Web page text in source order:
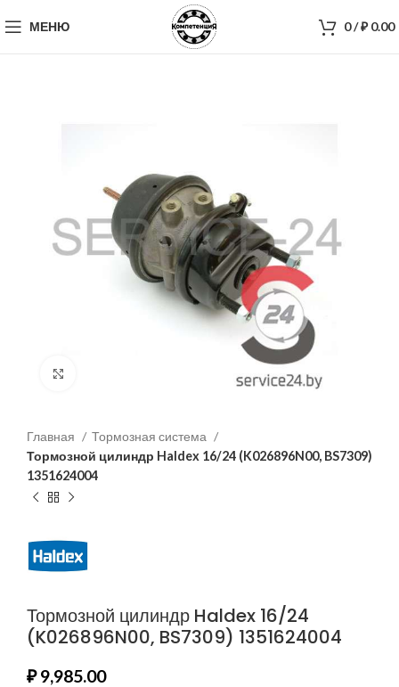
МЕНЮ 0/₽0.00
Главная
Тормозная система
Тормозной цилиндр Haldex 16/24 (K026896N00, BS7309)
1351624004
Тормозной цилиндр Haldex 16/24
(K026896N00, BS7309) 1351624004
₽9,985.00